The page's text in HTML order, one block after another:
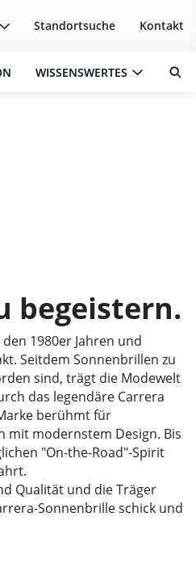
Standortsuche Kontakt
WISSENSWERTES
begeistern.
1980er Jahren und
Seitdem Sonnenbrillen zu
sind, trägt die Modewelt
das legendäre Carrera
berühmt für
mit modernstem Design. Bis
"On-the-Road"-Spirit
Qualität und die Träger
Sonnenbrille schick und